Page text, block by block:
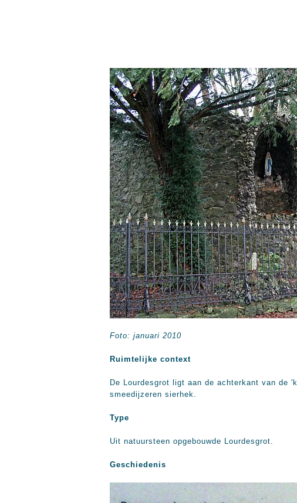
Foto: januari 2010
Ruimtelijke context
De Lourdesgrot ligt aan de achterkant van de
smeedijzeren sierhek.
Type
Uit natuursteen opgebouwde Lourdesgrot.
Geschiedenis